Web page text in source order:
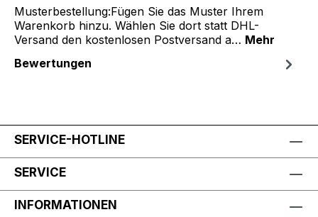
Musterbestellung:Fügen Sie das Muster Ihrem
Warenkorb hinzu. Wählen Sie dort statt DHL-
Versand den kostenlosen Postversand a… Mehr
Bewertungen
SERVICE-HOTLINE
SERVICE
INFORMATIONEN